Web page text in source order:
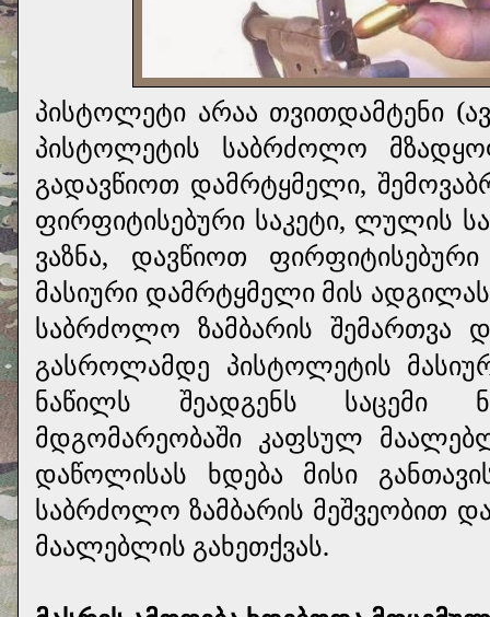
პისტოლეტი არაა თვითდამტენი
პისტოლეტის საბრძოლო
გადავწიოთ დამრტყმელი,
ფირფიტისებური საკეტი, ლულის
ვაზნა, დავწიოთ
მასიური დამრტყმელი მის
საბრძოლო ზამბარის შემართვა
გასროლამდე პისტოლეტის
ნაწილს შეადგენს საცემი
მდგომარეობაში კაფსულ
დაწოლისას ხდება მისი
საბრძოლო ზამბარის მეშვეობით
მაალებლის გახეთქვას.